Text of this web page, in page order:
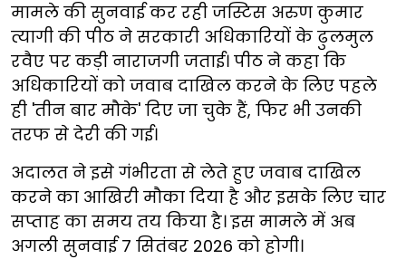
मामले की सुनवाई कर रही जस्टिस अरुण कुमार
त्यागी की पीठ ने सरकारी अधिकारियों के ढुलमुल
रवैए पर कड़ी नाराजगी जताई। पीठ ने कहा कि
अधिकारियों को जवाब दाखिल करने के लिए पहले
ही 'तीन बार मौके' दिए जा चुके हैं, फिर भी उनकी
तरफ से देरी की गई।
अदालत ने इसे गंभीरता से लेते हुए जवाब दाखिल
करने का आखिरी मौका दिया है और इसके लिए चार
सप्ताह का समय तय किया है। इस मामले में अब
अगली सुनवाई 7 सितंबर 2026 को होगी।